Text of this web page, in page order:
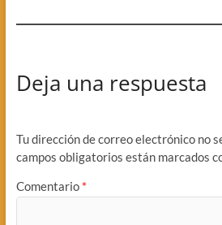
Deja una respuesta
Tu dirección de correo electrónico no
campos obligatorios están marcados
Comentario *